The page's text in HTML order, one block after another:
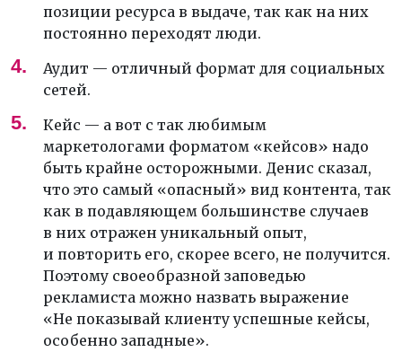
позиции ресурса в выдаче, так как на них
постоянно переходят люди.
Аудит — отличный формат для социальных
сетей.
Кейс — а вот с так любимым
маркетологами форматом «кейсов» надо
быть крайне осторожными. Денис сказал,
что это самый «опасный» вид контента, так
как в подавляющем большинстве случаев
в них отражен уникальный опыт,
и повторить его, скорее всего, не получится.
Поэтому своеобразной заповедью
рекламиста можно назвать выражение
«Не показывай клиенту успешные кейсы,
особенно западные».